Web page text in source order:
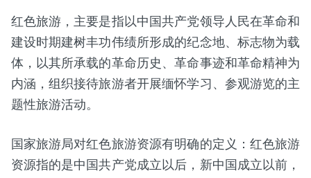
红色旅游，主要是指以中国共产党领导人民在革命和
建设时期建树丰功伟绩所形成的纪念地、标志物为载
体，以其所承载的革命历史、革命事迹和革命精神为
内涵，组织接待旅游者开展缅怀学习、参观游览的主
题性旅游活动。
国家旅游局对红色旅游资源有明确的定义：红色旅游
资源指的是中国共产党成立以后，新中国成立以前，